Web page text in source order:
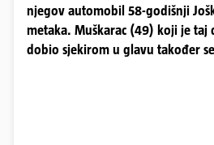
njegov automobil 58-godišnji
metaka. Muškarac (49) koji je taj
dobio sjekirom u glavu također